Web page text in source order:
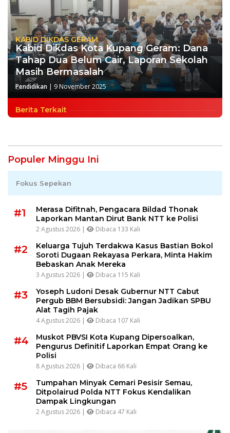
KABID DIKDAS GERAM
Kabid Dikdas Kota Kupang Geram: Dana
Tahap Dua Belum Cair, Laporan Sekolah
Masih Bermasalah
Pendidikan | 9 November 2025
Berita Terkait
Populer Minggu Ini
Fokus Sepekan
#1
Merasa Difitnah, Pengacara Bildad Thonak
Laporkan Mantan Dirut Bank NTT ke Polisi
2 Agustus 2026 | Dibaca 133 Kali
#2
Keluarga Tujuh Terdakwa Kasus Bastian Bokol
Soroti Dugaan Rekayasa Perkara, Minta Hakim
Bebaskan Anak Mereka
3 Agustus 2026 | Dibaca 115 Kali
#3
Yoseph Ludoni Desak Gubernur NTT Cabut
Pergub BBM Bersubsidi: Jangan Jadikan SPBU
Alat Tagih Pajak
4 Agustus 2026 | Dibaca 107 Kali
#4
Muskot PBVSI Kota Kupang Dipersoalkan,
Pengurus Definitif Laporkan Empat Orang ke
Polisi
8 Agustus 2026 | Dibaca 66 Kali
#5
Tumpahan Minyak Cemari Pesisir Semau,
Ditpolairud Polda NTT Fokus Kendalikan
Dampak Lingkungan
2 Agustus 2026 | Dibaca 47 Kali